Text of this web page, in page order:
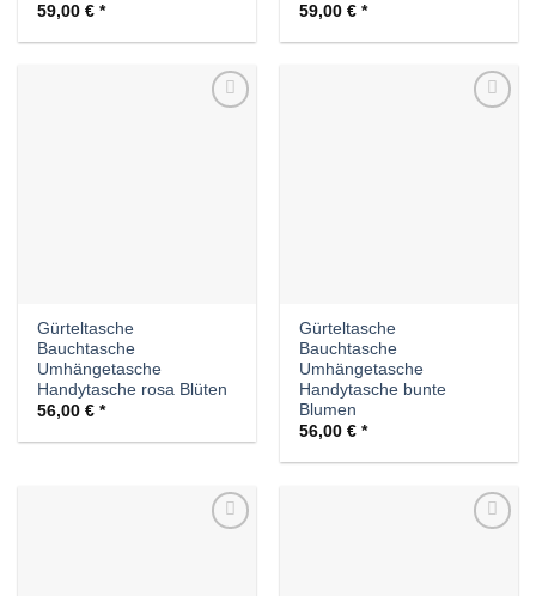
59,00€
59,00€
Gürteltasche
Bauchtasche
Umhängetasche
Handytasche rosa Blüten
56,00€
Gürteltasche
Bauchtasche
Umhängetasche
Handytasche bunte
Blumen
56,00€